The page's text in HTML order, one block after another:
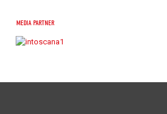
MEDIA PARTNER